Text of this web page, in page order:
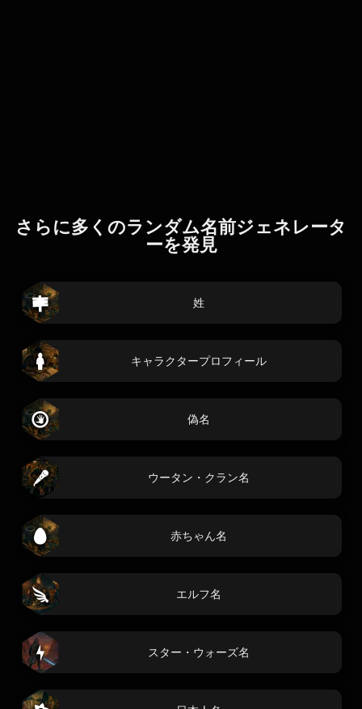
さらに多くのランダム名前ジェネレータ
ーを発見
姓
キャラクタープロフィール
偽名
ウータン・クラン名
赤ちゃん名
エルフ名
スター・ウォーズ名